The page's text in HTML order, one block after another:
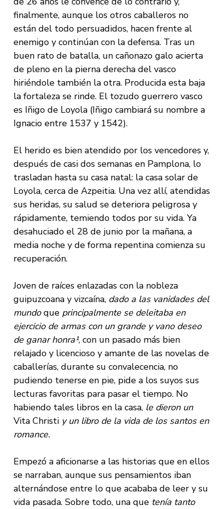
finalmente, aunque los otros caballeros no
están del todo persuadidos, hacen frente al
enemigo y continúan con la defensa. Tras un
buen rato de batalla, un cañonazo galo acierta
de pleno en la pierna derecha del vasco
hiriéndole también la otra. Producida esta baja
la fortaleza se rinde. El tozudo guerrero vasco
es Iñigo de Loyola (Iñigo cambiará su nombre a
Ignacio entre 1537 y 1542).
El herido es bien atendido por los vencedores y,
después de casi dos semanas en Pamplona, lo
trasladan hasta su casa natal: la casa solar de
Loyola, cerca de Azpeitia. Una vez allí, atendidas
sus heridas, su salud se deteriora peligrosa y
rápidamente, temiendo todos por su vida. Ya
desahuciado el 28 de junio por la mañana, a
media noche y de forma repentina comienza su
recuperación.
Joven de raíces enlazadas con la nobleza
guipuzcoana y vizcaína, dado a las vanidades del
mundoqueprincipalmente se deleitaba en
ejercicio de armas con un grande y vano deseo
de ganar honra¹, con un pasado más bien
relajado y licencioso y amante de las novelas de
caballerías, durante su convalecencia, no
pudiendo tenerse en pie, pide a los suyos sus
lecturas favoritas para pasar el tiempo. No
habiendo tales libros en la casa, le dieron un
Vita Christiy un libro de la vida de los santos en
romance.
Empezó a aficionarse a las historias que en ellos
se narraban, aunque sus pensamientos iban
alternándose entre lo que acababa de leer y su
vida pasada. Sobre todo, una que tenía tanto